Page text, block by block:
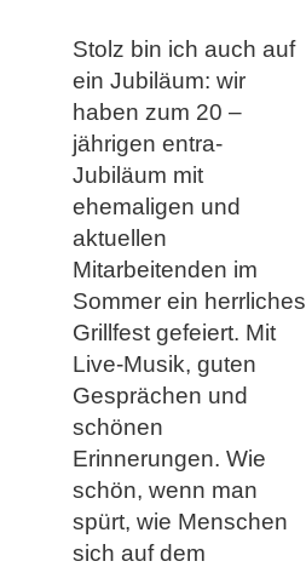
Stolz bin ich auch auf
ein Jubiläum: wir
haben zum 20 –
jährigen entra-
Jubiläum mit
ehemaligen und
aktuellen
Mitarbeitenden im
Sommer ein herrliches
Grillfest gefeiert. Mit
Live-Musik, guten
Gesprächen und
schönen
Erinnerungen. Wie
schön, wenn man
spürt, wie Menschen
sich auf dem